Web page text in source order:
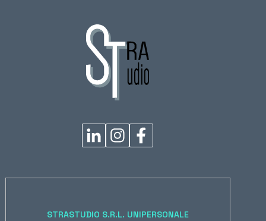
STRASTUDIO S.R.L. UNIPERSONALE